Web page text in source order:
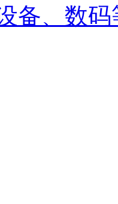
备、数码